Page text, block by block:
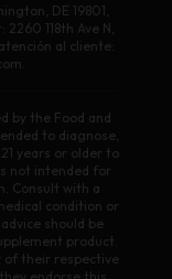
DE 19801,
118th Ave N,
al cliente:
by the Food and
to diagnose,
years or older to
not intended for
Consult with a
condition or
should be
product.
of their respective